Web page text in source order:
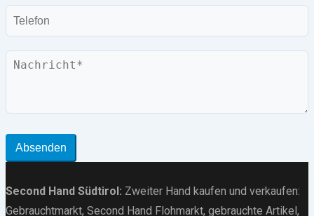
Telefon
Nachricht
Absenden
Second Hand Südtirol : Zweiter Hand kaufen und verkaufen:
Gebrauchtmarkt, Second Hand Flohmarkt, gebrauchte Artikel ,